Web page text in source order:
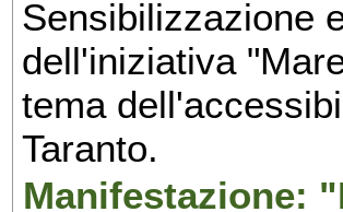
Sensibilizzazione
dell'iniziativa
tema
Taranto.
Manifestazione: